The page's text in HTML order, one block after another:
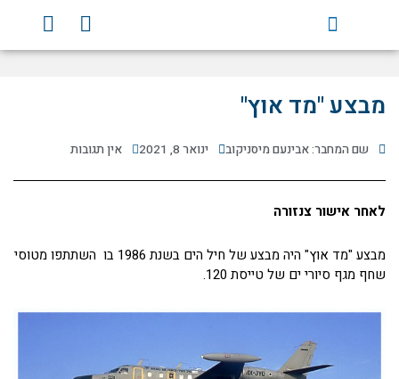
F
a
c
o
Y
o
u
מבצע "מד אוץ"
שם המחבר: אבינעם מיסניקוב ינואר 8, 2021 אין תגובות
לאחר אישור צנזורה
מבצע "מד אוץ" היה מבצע של חיל הים בשנת 1986 בו השתתפו מטוסי
שחף מגף סיורי ים של טייסת 120.